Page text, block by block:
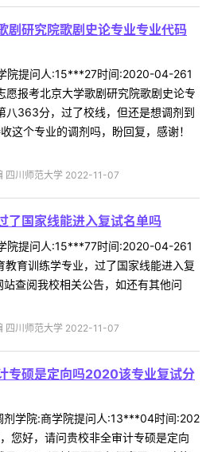
剧研究院歌剧史论专业专业代码
院提问人:15***27时间:2020-04-261
报考北京大学歌剧研究院歌剧史论专
八363分，过了校线，但还是想调剂到
这个专业的调剂吗，盼回复，感谢！
四川师范大学 2022-11-07
了国家线能进入复试名单吗
院提问人:15***77时间:2020-04-261
育训练学专业，过了国家线能进入复
查阅我校相关公告，如还有其他问
四川师范大学 2022-11-07
专硕是定向吗2020该专业复试分
剂学院:商学院提问人:13***04时间:202
您好，请问贵校非全审计专硕是定向